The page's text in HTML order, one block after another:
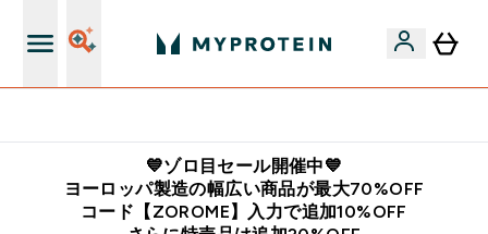
💙ゾロ目セール開催中💙
ヨーロッパ製造の幅広い商品が最大70%OFF
コード【ZOROME】入力で追加10%OFF